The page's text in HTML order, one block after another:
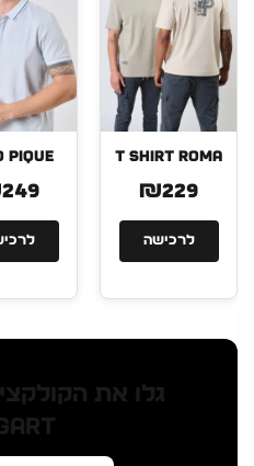
T SHIRT ROMA
₪229
לרכישה
PIQUE
גלו את